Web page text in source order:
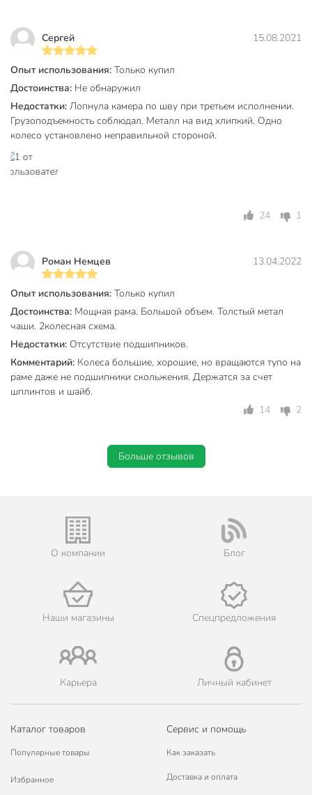
Вес, кг
Грузоподъемность, кг
Толщина металла, мм
Диаметр втулки, мм
25 мм
Диаметр колеса, мм
350 мм
Бренд
Материал корпуса
Самоходность
Тип колес
пневматический
Назначение
Вес в упаковке
11.5 кг
Габариты упаковки
Сергей 15.08.2021
Опыт использования: Только купил
Достоинства: Не обнаружил
Недостатки: Лопнула камера по шву при третьем исполнении.
Грузоподъемность соблюдал. Металл на вид хлипкий. Одно
колесо установлено неправильной стороной.
24 1
Роман Немцев 13.04.2022
Опыт использования: Только купил
Достоинства: Мощная рама. Большой объем. Толстый метал
чаши. 2колесная схема.
Недостатки: Отсутствие подшипников.
Комментарий: Колеса большие, хорошие, но вращаются тупо на
раме даже не подшипники скольжения. Держатся за счет
шплинтов и шайб.
14
2
Больше отзывов
О компании Блог
Наши магазины Спецпредложения
Карьера Личный кабинет
Каталог товаров
Популярные товары
Избранное
Сервис и помощь
Как заказать
Доставка и оплата